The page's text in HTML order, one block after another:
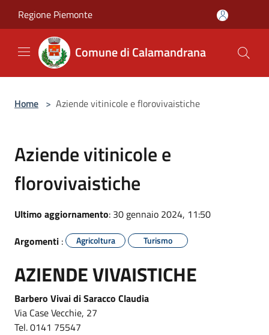
Regione Piemonte
Comune di Calamandrana
Home > Aziende vitinicole e florovivaistiche
Aziende vitinicole e
florovivaistiche
Ultimo aggiornamento: 30 gennaio 2024, 11:50
Argomenti : Agricoltura Turismo
AZIENDE VIVAISTICHE
Barbero Vivai di Saracco Claudia
Via Case Vecchie, 27
Tel. 0141 75547